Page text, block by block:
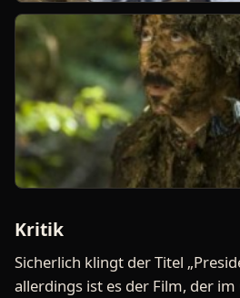
Kritik
Sicherlich klingt der Titel
allerdings ist es der Film, der